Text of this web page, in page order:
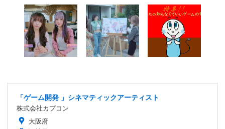
「ゲーム開発 」シネマティックアーティスト
株式会社カプコン
大阪府